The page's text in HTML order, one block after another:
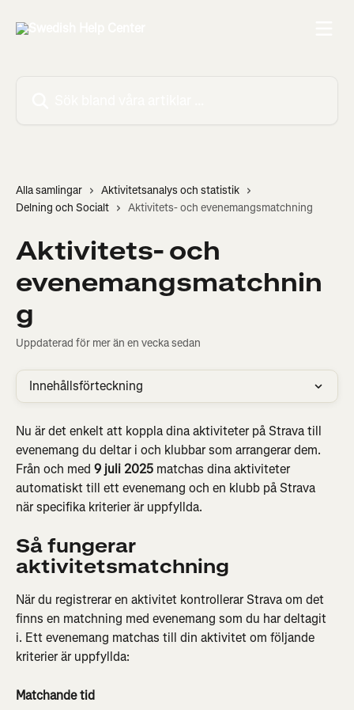
Alla samlingar
Aktivitetsanalys och statistik
Delning och Socialt
Aktivitets- och evenemangsmatchning
Aktivitets- och
evenemangsmatchnin
g
Uppdaterad för mer än en vecka sedan
Innehållsförteckning
Nu är det enkelt att koppla dina aktiviteter på Strava till
evenemang du deltar i och klubbar som arrangerar dem.
Från och med 9 juli 2025 matchas dina aktiviteter
automatiskt till ett evenemang och en klubb på Strava
när specifika kriterier är uppfyllda.
Så fungerar
aktivitetsmatchning
När du registrerar en aktivitet kontrollerar Strava om det
finns en matchning med evenemang som du har deltagit
i. Ett evenemang matchas till din aktivitet om följande
kriterier är uppfyllda:
Matchande tid